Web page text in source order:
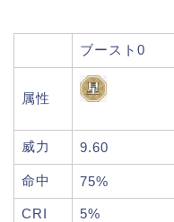
ブースト0
属性
威力 9.60
命中 75%
CRI 5%